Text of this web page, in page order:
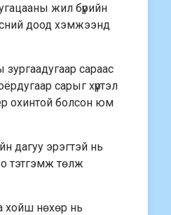
жил бүрийн
доод хэмжээнд
сараас
сарыг хүртэл
охинтой болсон юм
дагуу эрэгтэй нь
тэтгэмж төлж
хойш нөхөр нь